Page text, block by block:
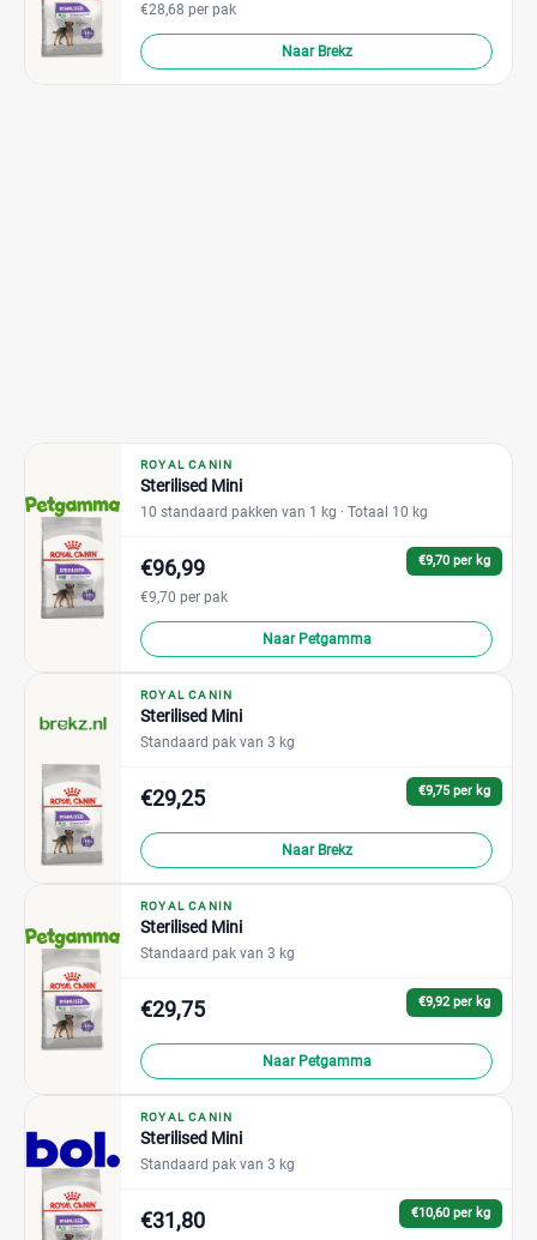
€28,68 per pak
Naar Brekz
ROYAL CANIN
Sterilised Mini
10 standaard pakken van 1 kg · Totaal 10 kg
€9,70 per kg
€96,99
€9,70 per pak
Naar Petgamma
ROYAL CANIN
Sterilised Mini
Standaard pak van 3 kg
€9,75 per kg
€29,25
Naar Brekz
ROYAL CANIN
Sterilised Mini
Standaard pak van 3 kg
€9,92 per kg
€29,75
Naar Petgamma
ROYAL CANIN
Sterilised Mini
Standaard pak van 3 kg
€10,60 per kg
€31,80